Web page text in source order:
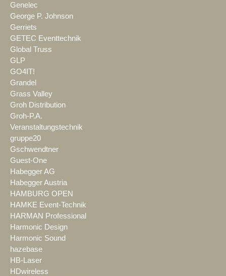
Genelec
George P. Johnson
Gerriets
GETEC Eventtechnik
Global Truss
GLP
GO4IT!
Grandel
Grass Valley
Groh Distribution
Groh-P.A.
Veranstaltungstechnik
gruppe20
Gschwendtner
Guest-One
Habegger AG
Habegger Austria
HAMBURG OPEN
HAMKE Event-Technik
HARMAN Professional
Harmonic Design
Harmonic Sound
hazebase
HB-Laser
HDwireless